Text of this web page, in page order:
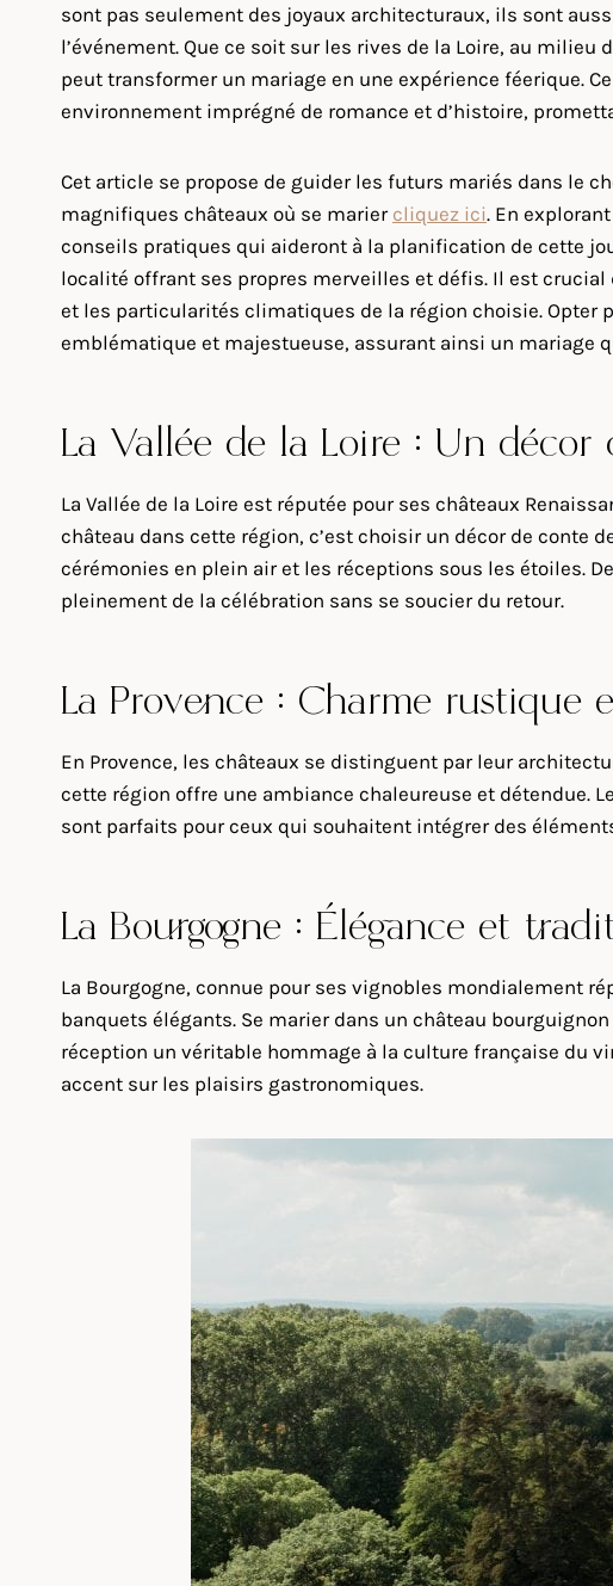
sont pas seulement des joyaux architecturaux, ils sont
l’événement. Que ce soit sur les rives de la Loire, au
peut transformer un mariage en une expérience féerique.
environnement imprégné de romance et d’histoire,
Cet article se propose de guider les futurs mariés dans le
magnifiques châteaux où se marier cliquez ici. En
conseils pratiques qui aideront à la planification de cette
localité offrant ses propres merveilles et défis. Il est
et les particularités climatiques de la région choisie. Opter
emblématique et majestueuse, assurant ainsi un mariage
La Vallée de la Loire : Un décor
La Vallée de la Loire est réputée pour ses châteaux
château dans cette région, c’est choisir un décor de conte
cérémonies en plein air et les réceptions sous les étoiles.
pleinement de la célébration sans se soucier du retour.
La Provence : Charme rustique
En Provence, les châteaux se distinguent par leur
cette région offre une ambiance chaleureuse et détendue.
sont parfaits pour ceux qui souhaitent intégrer des
La Bourgogne : Élégance et
La Bourgogne, connue pour ses vignobles mondialement
banquets élégants. Se marier dans un château
réception un véritable hommage à la culture française du
accent sur les plaisirs gastronomiques.